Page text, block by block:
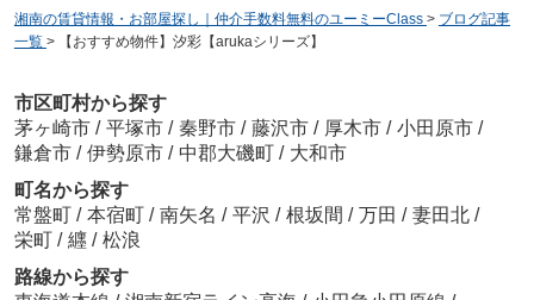
湘南の賃貸情報・お部屋探し｜仲介手数料無料のユーミーClass > ブログ記事
一覧 > 【おすすめ物件】汐彩【arukaシリーズ】
市区町村から探す
茅ヶ崎市 / 平塚市 / 秦野市 / 藤沢市 / 厚木市 / 小田原市 /
鎌倉市 / 伊勢原市 / 中郡大磯町 / 大和市
町名から探す
常盤町 / 本宿町 / 南矢名 / 平沢 / 根坂間 / 万田 / 妻田北 /
栄町 / 纒 / 松浪
路線から探す